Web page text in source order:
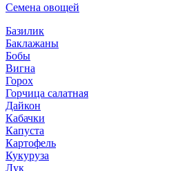
Семена овощей
Базилик
Баклажаны
Бобы
Вигна
Горох
Горчица салатная
Дайкон
Кабачки
Капуста
Картофель
Кукуруза
Лук